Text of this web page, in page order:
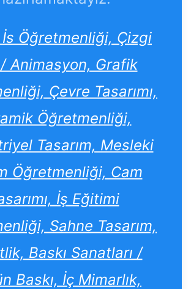
İs Öğretmenliği, Çizgi
Animasyon, Grafik
Çevre Tasarımı,
Öğretmenliği,
Tasarım, Mesleki
Öğretmenliği, Cam
İş Eğitimi
Sahne Tasarım,
Baskı Sanatları /
Baskı, İç Mimarlık,